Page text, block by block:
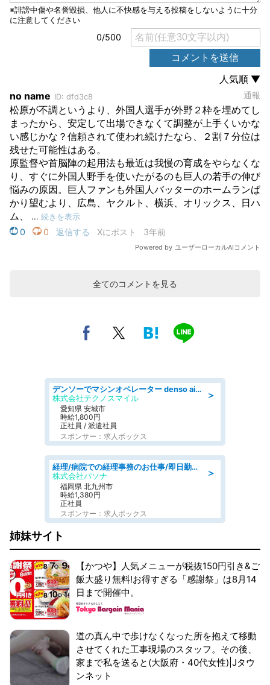
全てのコメントを見る
＞
デンソーでマシンオペレーター denso aichi
株式会社テクノスマイル
愛知県 安城市
時給1,800円
正社員 / 派遣社員
スポンサー：求人ボックス
＞
経理/病院での経理事務のお仕事/即日勤務可/車通勤可/経理/一般事務
株式会社パソナ
福岡県 北九州市
時給1,380円
正社員
スポンサー：求人ボックス
姉妹サイト
【かつや】人気メニューが税抜150円引き&ご
飯大盛り無料!お得すぎる「感謝祭」は8月14
日まで開催中。
道の真ん中で歩けなくなった所を抱えて移動
させてくれた工事現場のスタッフ。その後、
家まで私を送ると(大阪府・40代女性)|Jタウ
ンネット